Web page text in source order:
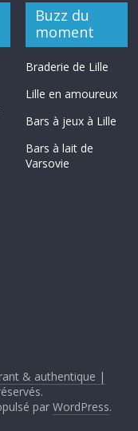
Buzz du
moment
Braderie de Lille
Lille en amoureux
Bars à jeux à Lille
Bars à lait de
Varsovie
& authentique |
parWordPress.